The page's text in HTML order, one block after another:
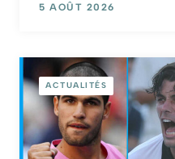
5 AOÛT 2026
ACTUALITÉS